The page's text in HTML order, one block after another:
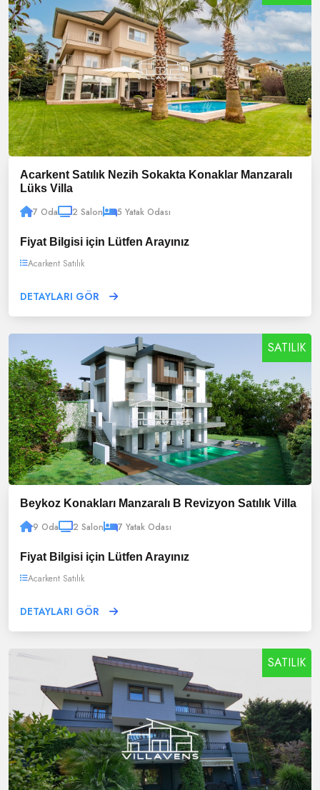
Acarkent Satılık Nezih Sokakta Konaklar Manzaralı
Lüks Villa
7 Oda 2 Salon 5 Yatak Odası
Fiyat Bilgisi için Lütfen Arayınız
Acarkent Satılık
DETAYLARI GÖR
SATILIK
Beykoz Konakları Manzaralı B Revizyon Satılık Villa
9 Oda 2 Salon 7 Yatak Odası
Fiyat Bilgisi için Lütfen Arayınız
Acarkent Satılık
DETAYLARI GÖR
SATILIK